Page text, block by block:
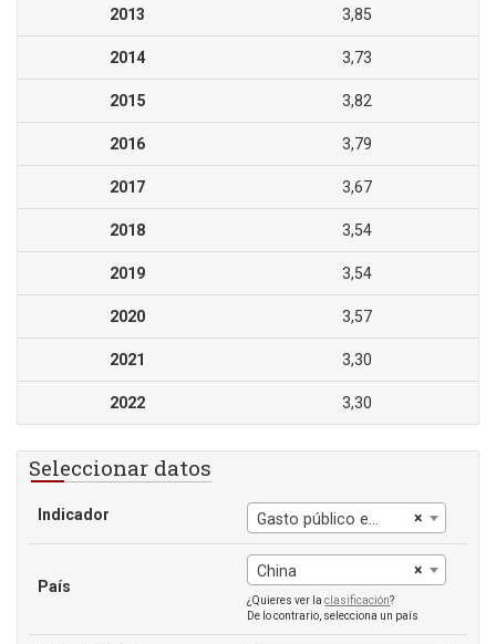
2013 3,85
2014 3,73
2015 3,82
2016 3,79
2017 3,67
2018 3,54
2019 3,54
2020 3,57
2021 3,30
2022 3,30
Seleccionar datos
Indicador ×
Gasto público en educación (% del PIB)
País
×
China
¿Quieres ver laclasificación?
De lo contrario, selecciona un país